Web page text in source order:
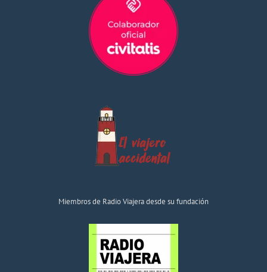
Miembros de Radio Viajera desde su fundación